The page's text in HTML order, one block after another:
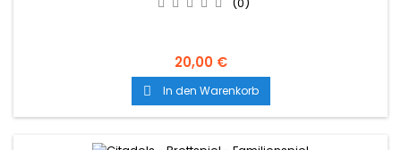
20,00 €
 In den Warenkorb